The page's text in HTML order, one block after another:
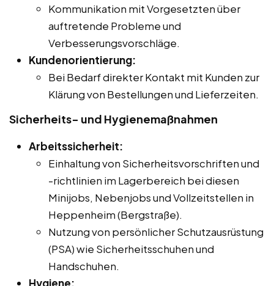
Kommunikation mit Vorgesetzten über
auftretende Probleme und
Verbesserungsvorschläge.
Kundenorientierung:
Bei Bedarf direkter Kontakt mit Kunden zur
Klärung von Bestellungen und Lieferzeiten.
Sicherheits- und Hygienemaßnahmen
Arbeitssicherheit:
Einhaltung von Sicherheitsvorschriften und
-richtlinien im Lagerbereich bei diesen
Minijobs, Nebenjobs und Vollzeitstellen in
Heppenheim (Bergstraße).
Nutzung von persönlicher Schutzausrüstung
(PSA) wie Sicherheitsschuhen und
Handschuhen.
Hygiene: